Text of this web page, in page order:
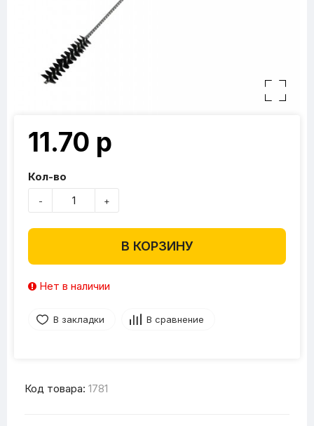
11.70 р
Кол-во
- +
В КОРЗИНУ
Нет в наличии
В закладки В сравнение
Код товара: 1781